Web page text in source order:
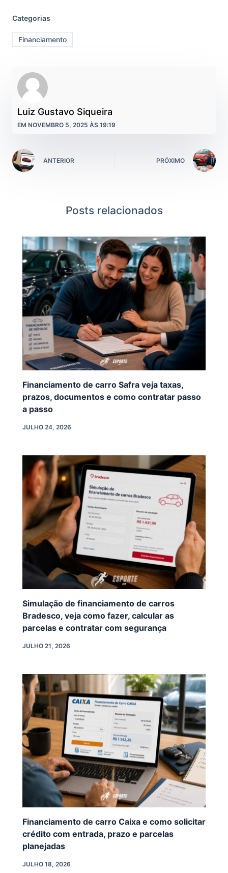
Categorias
Financiamento
Luiz Gustavo Siqueira
EM NOVEMBRO 5, 2025 ÀS 19:19
ANTERIOR PRÓXIMO
Posts relacionados
Financiamento de carro Safra veja taxas,
prazos, documentos e como contratar passo
a passo
JULHO 24, 2026
Simulação de financiamento de carros
Bradesco, veja como fazer, calcular as
parcelas e contratar com segurança
JULHO 21, 2026
Financiamento de carro Caixa e como solicitar
crédito com entrada, prazo e parcelas
planejadas
JULHO 18, 2026